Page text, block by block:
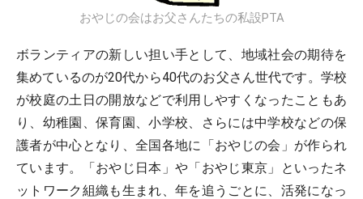
おやじの会はお父さんたちの私設PTA
ボランティアの新しい担い手として、地域社会の期待を
集めているのが20代から40代のお父さん世代です。学校
が校庭の土日の開放などで利用しやすくなったこともあ
り、幼稚園、保育園、小学校、さらには中学校などの保
護者が中心となり、全国各地に「おやじの会」が作られ
ています。「おやじ日本」や「おやじ東京」といったネ
ットワーク組織も生まれ、年を追うごとに、活発になっ